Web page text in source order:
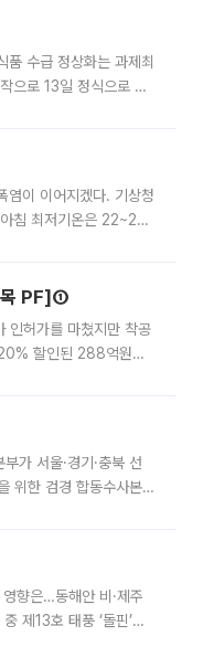
수급 정상화는 과제최
으로 13일 정식으로 재
염이 이어지겠다. 기상청
침 최저기온은 22~27
목 PF]①
인허가를 마쳤지만 착공
할인된 288억원에
가 서울·경기·충북 선
위한 검경 합동수사본
향은…동해안 비·제주
제13호 태풍 ‘돌핀’이